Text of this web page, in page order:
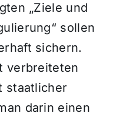
„Ziele und
sollen
sichern.
verbreiteten
staatlicher
darin einen